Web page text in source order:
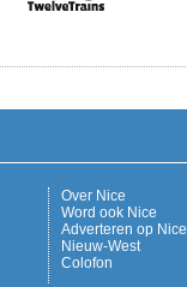
Over Nice
Word ook Nice
Adverteren op Nice
Nieuw-West
Colofon